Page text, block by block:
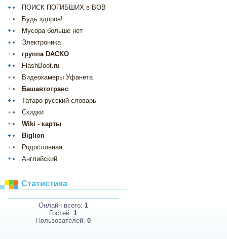
ПОИСК ПОГИБШИХ в ВОВ
Будь здоров!
Мусора больше нет
Электроника
группа DACKO
FlashBoot.ru
Видеокамеры Уфанета
Башавтотранс
Татаро-русский словарь
Скидки
Wiki - карты
Biglion
Родословная
Английский
Статистика
Онлайн всего: 1
Гостей:1
Пользователей: 0